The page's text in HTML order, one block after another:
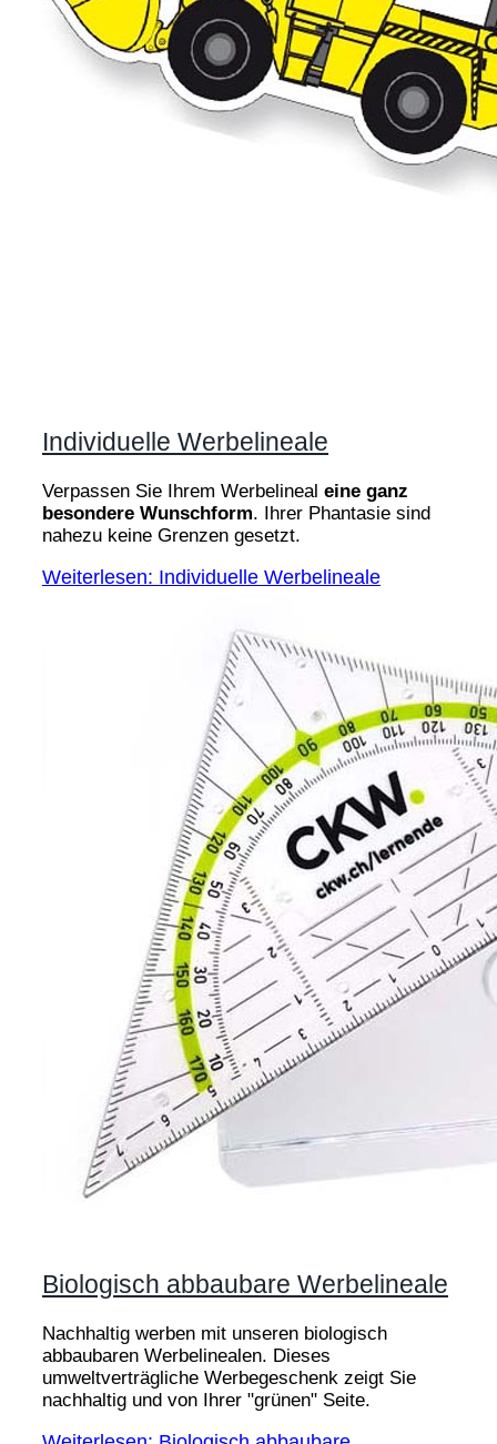
Individuelle Werbelineale
Verpassen Sie Ihrem Werbelineal eine ganz
besondere Wunschform. Ihrer Phantasie sind
nahezu keine Grenzen gesetzt.
Weiterlesen: Individuelle Werbelineale
Biologisch abbaubare Werbelineale
Nachhaltig werben mit unseren biologisch
abbaubaren Werbelinealen. Dieses
umweltverträgliche Werbegeschenk zeigt Sie
nachhaltig und von Ihrer "grünen" Seite.